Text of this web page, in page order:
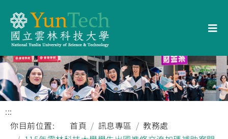
:::
你目前位置:
首頁 訊息專區
教務處